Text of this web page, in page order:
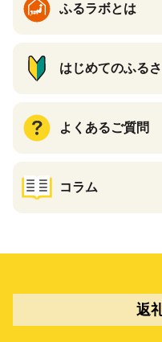
ふるラボとは
はじめてのふる
よくあるご質問
コラム
返